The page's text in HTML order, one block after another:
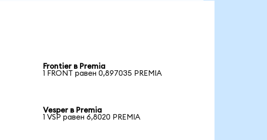
Frontier в Premia
1 FRONT равен 0,897035 PREMIA
Vesper в Premia
1 VSP равен 6,8020 PREMIA